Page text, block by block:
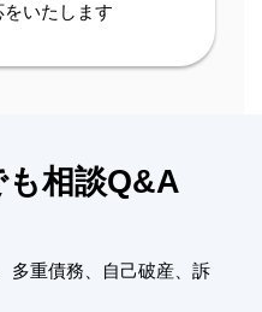
いたします
も相談Q&A
多重債務、自己破産、訴